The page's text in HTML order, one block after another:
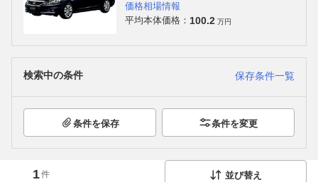
価格相場情報
平均本体価格： 100.2 万円
検索中の条件 保存条件一覧
条件を保存 条件を変更
1件 並び替え